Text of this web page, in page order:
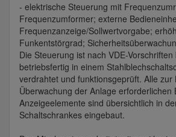
- elektrische Steuerung mit
Frequenzumformer; externe
Frequenzanzeige/Sollwertvorgabe;
Funkentstörgrad;
Die Steuerung ist nach VDE-
betriebsfertig in einem
verdrahtet und funktionsgeprüft. Alle zur
Überwachung der Anlage erforderlichen
Anzeigeelemente sind übersichtlich in
Schaltschrankes eingebaut.